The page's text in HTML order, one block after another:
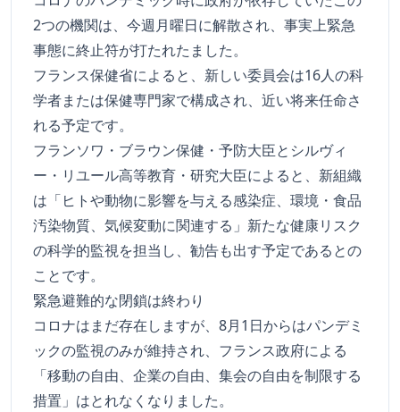
2つの機関は、今週月曜日に解散され、事実上緊急
事態に終止符が打たれたました。
フランス保健省によると、新しい委員会は16人の科
学者または保健専門家で構成され、近い将来任命さ
れる予定です。
フランソワ・ブラウン保健・予防大臣とシルヴィ
ー・リユール高等教育・研究大臣によると、新組織
は「ヒトや動物に影響を与える感染症、環境・食品
汚染物質、気候変動に関連する」新たな健康リスク
の科学的監視を担当し、勧告も出す予定であるとの
ことです。
緊急避難的な閉鎖は終わり
コロナはまだ存在しますが、8月1日からはパンデミ
ックの監視のみが維持され、フランス政府による
「移動の自由、企業の自由、集会の自由を制限する
措置」はとれなくなりました。